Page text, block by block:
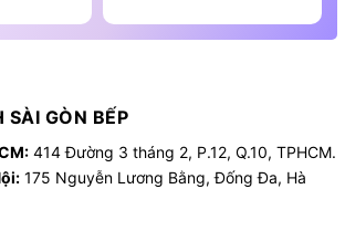
SÀI GÒN BẾP
414 Đường 3 tháng 2, P.12, Q.10, TPHCM.
175 Nguyễn Lương Bằng, Đống Đa, Hà